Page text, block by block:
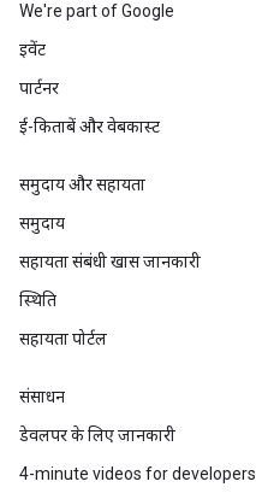
We're part of Google
इवेंट
पार्टनर
ई-किताबें और वेबकास्ट
समुदाय और सहायता
समुदाय
सहायता संबंधी खास जानकारी
स्थिति
सहायता पोर्टल
संसाधन
डेवलपर के लिए जानकारी
4-minute videos for developers